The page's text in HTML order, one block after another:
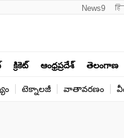
News9
క్రికెట్ ఆంధ్రప్రదేశ్ తెలంగాణ
టెక్నాలజీ వాతావరణం